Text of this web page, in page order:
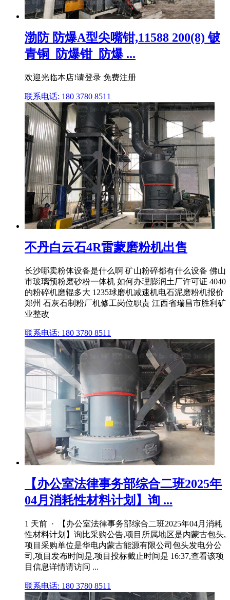
渤防 防爆A型尖嘴钳,11588 200(8) 铍
青铜_防爆钳_防爆 ...
欢迎光临本店!请登录 免费注册
联系电话: 180 3780 8511
不丹白云石4R雷蒙磨粉机出售
长沙哪卖粉体设备是什么啊 矿山粉碎都有什么设备 佛山
市玻璃预粉磨砂粉一体机 如何办理膨润土厂许可证 4040
的粉碎机磨辊多大 1235球磨机减速机电石泥磨粉机报价
郑州 石灰石制粉厂机修工岗位职责 江西省瑞昌市胜利矿
业整改
联系电话: 180 3780 8511
【办公室法律事务部综合二班2025年
04月消耗性材料计划】询 ...
1 天前 · 【办公室法律事务部综合二班2025年04月消耗
性材料计划】询比采购公告,项目所属地区是内蒙古包头,
项目采购单位是华电内蒙古能源有限公司包头发电分公
司,项目发布时间是,项目投标截止时间是 16:37,查看该项
目信息详情请访问 ...
联系电话: 180 3780 8511